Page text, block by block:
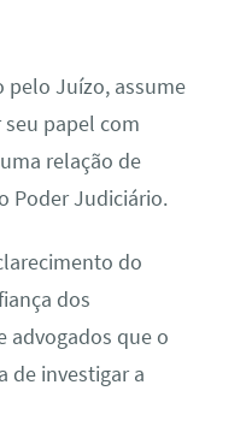
pelo Juízo, assume
papel com
relação de
Poder Judiciário.
do
dos
advogados que o
de investigar a